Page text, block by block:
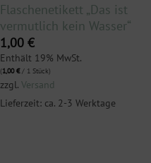
Flaschenetikett „Das ist
vermutlich kein Wasser“
1,00 €
Enthält 19% MwSt.
(1,00€/ 1 Stück)
zzgl. Versand
Lieferzeit: ca. 2-3 Werktage